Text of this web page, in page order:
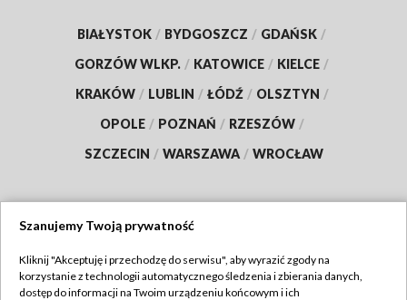
BIAŁYSTOK / BYDGOSZCZ / GDAŃSK /
GORZÓW WLKP. / KATOWICE / KIELCE /
KRAKÓW / LUBLIN / ŁÓDŹ / OLSZTYN /
OPOLE / POZNAŃ / RZESZÓW /
SZCZECIN / WARSZAWA / WROCŁAW
TVP
Szanujemy Twoją prywatność
Kliknij "Akceptuję i przechodzę do serwisu", aby wyrazić zgody na
korzystanie z technologii automatycznego śledzenia i zbierania danych,
dostęp do informacji na Twoim urządzeniu końcowym i ich